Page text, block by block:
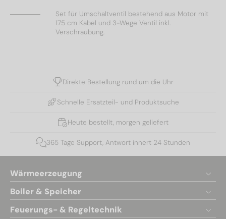
Set für Umschaltventil bestehend aus Motor mit
175 cm Kabel und 3-Wege Ventil inkl.
Verschraubung.
Direkte Bestellung rund um die Uhr
Schnelle Ersatzteil- und Produktsuche
Heute bestellt, morgen geliefert
365 Tage Support, Antwort innert 24 Stunden
Wärmeerzeugung
Boiler & Speicher
Feuerungs- & Regeltechnik